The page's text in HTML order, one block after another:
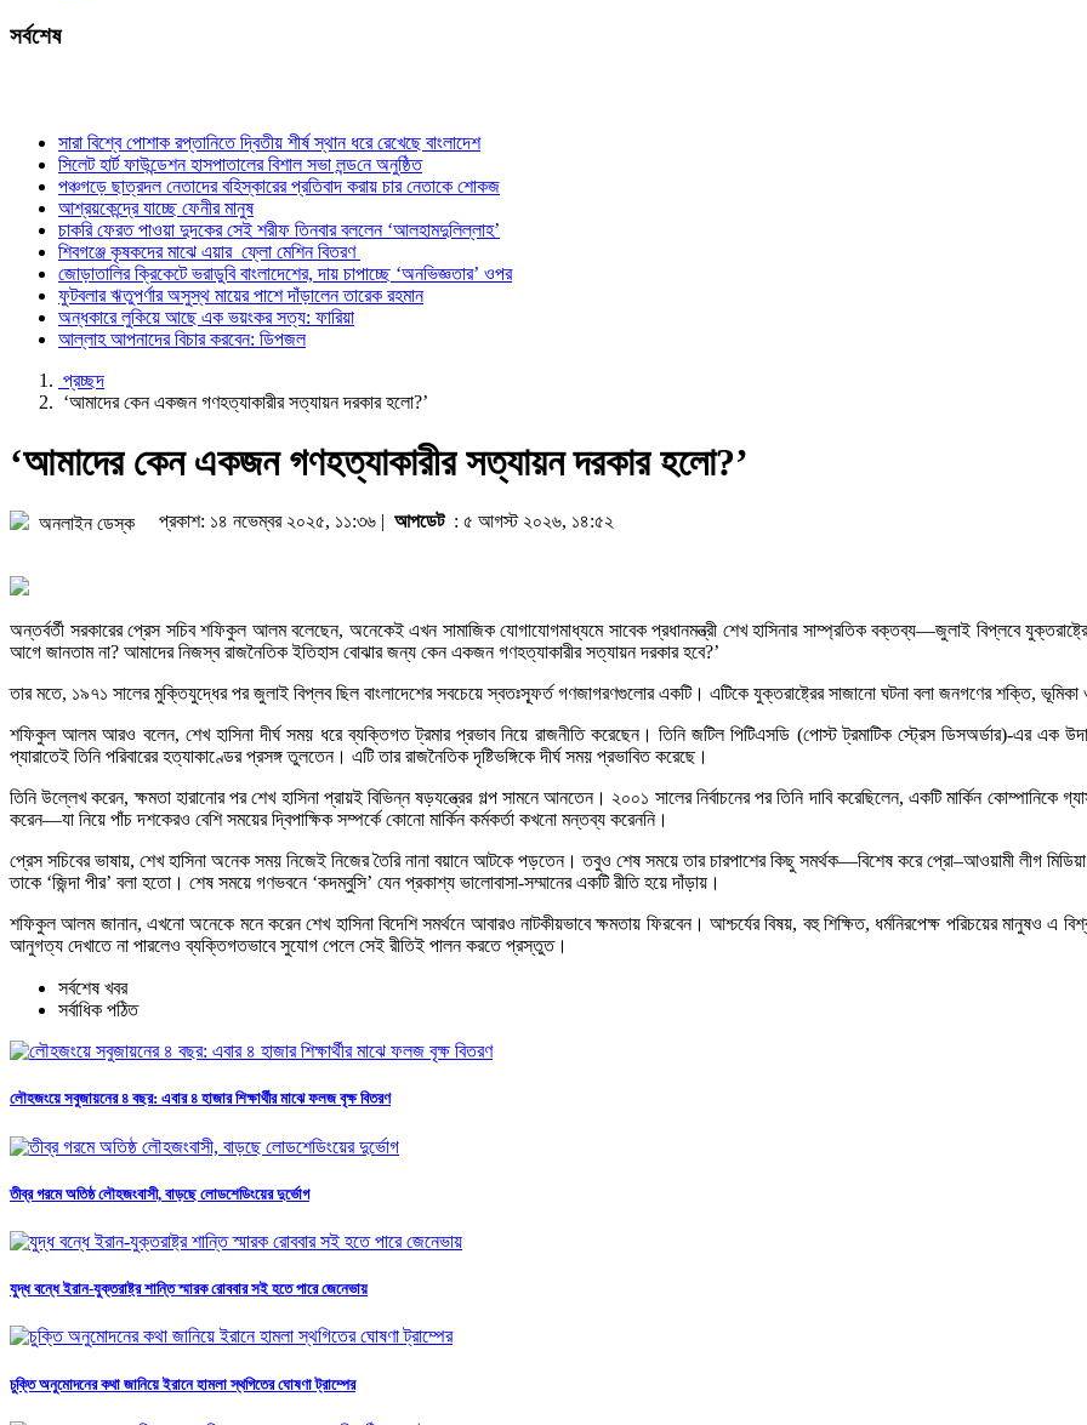
সর্বশেষ
সারা বিশ্বে পোশাক রপ্তানিতে দ্বিতীয় শীর্ষ স্থান ধরে রেখেছে বাংলাদেশ
সিলেট হার্ট ফাউন্ডেশন হাসপাতালের বিশাল সভা লন্ড‌নে অনুষ্ঠিত
পঞ্চগড়ে ছাত্রদল নেতাদের বহিস্কারের প্রতিবাদ করায় চার নেতাকে শোকজ
আশ্রয়কেন্দ্রে যাচ্ছে ফেনীর মানুষ
চাকরি ফেরত পাওয়া দুদকের সেই শরীফ তিনবার বললেন ‘আলহামদুলিল্লাহ’
শিবগঞ্জে কৃষকদের মাঝে এয়ার ফ্লো মেশিন বিতরণ
জোড়াতালির ক্রিকেটে ভরাডুবি বাংলাদেশের, দায় চাপাচ্ছে ‘অনভিজ্ঞতার’ ওপর
ফুটবলার ঋতুপর্ণার অসুস্থ মায়ের পাশে দাঁড়ালেন তারেক রহমান
অন্ধকারে লুকিয়ে আছে এক ভয়ংকর সত্য: ফারিয়া
আল্লাহ আপনাদের বিচার করবেন: ডিপজল
প্রচ্ছদ
‘আমাদের কেন একজন গণহত্যাকারীর সত্যায়ন দরকার হলো?’
‘আমাদের কেন একজন গণহত্যাকারীর সত্যায়ন দরকার হলো?’
অনলাইন ডেস্ক প্রকাশ: ১৪ নভেম্বর ২০২৫, ১১:৩৬ | আপডেট: ৫ আগস্ট ২০২৬, ১৪:৫২
অন্তর্বর্তী সরকারের প্রেস সচিব শফিকুল আলম বলেছেন, অনেকেই এখন সামাজিক যোগাযোগমাধ্যমে সাবেক প্রধানমন্ত্রী শেখ হাসিনার সাম্প্রতিক বক্তব্য—জুলাই বিপ্লবে
আগে জানতাম না? আমাদের নিজস্ব রাজনৈতিক ইতিহাস বোঝার জন্য কেন একজন গণহত্যাকারীর সত্যায়ন দরকার হবে?’
তার মতে, ১৯৭১ সালের মুক্তিযুদ্ধের পর জুলাই বিপ্লব ছিল বাংলাদেশের সবচেয়ে স্বতঃস্ফূর্ত গণজাগরণগুলোর একটি। এটিকে যুক্তরাষ্ট্রের সাজানো ঘটনা বলা জনগণের শক্তি, ভূমিকা
শফিকুল আলম আরও বলেন, শেখ হাসিনা দীর্ঘ সময় ধরে ব্যক্তিগত ট্রমার প্রভাব নিয়ে রাজনীতি করেছেন। তিনি জটিল পিটিএসডি (পোস্ট ট্রমাটিক স্ট্রেস ডিসঅর্ডার)-এর এক
প্যারাতেই তিনি পরিবারের হত্যাকাণ্ডের প্রসঙ্গ তুলতেন। এটি তার রাজনৈতিক দৃষ্টিভঙ্গিকে দীর্ঘ সময় প্রভাবিত করেছে।
তিনি উল্লেখ করেন, ক্ষমতা হারানোর পর শেখ হাসিনা প্রায়ই বিভিন্ন ষড়যন্ত্রের গল্প সামনে আনতেন। ২০০১ সালের নির্বাচনের পর তিনি দাবি করেছিলেন, একটি মার্কিন কোম্পানিকে
করেন—যা নিয়ে পাঁচ দশকেরও বেশি সময়ের দ্বিপাক্ষিক সম্পর্কে কোনো মার্কিন কর্মকর্তা কখনো মন্তব্য করেননি।
প্রেস সচিবের ভাষায়, শেখ হাসিনা অনেক সময় নিজেই নিজের তৈরি নানা বয়ানে আটকে পড়তেন। তবুও শেষ সময়ে তার চারপাশের কিছু সমর্থক—বিশেষ করে প্রো–আওয়ামী লীগ
তাকে ‘জিন্দা পীর’ বলা হতো। শেষ সময়ে গণভবনে ‘কদম্বুসি’ যেন প্রকাশ্য ভালোবাসা-সম্মানের একটি রীতি হয়ে দাঁড়ায়।
শফিকুল আলম জানান, এখনো অনেকে মনে করেন শেখ হাসিনা বিদেশি সমর্থনে আবারও নাটকীয়ভাবে ক্ষমতায় ফিরবেন। আশ্চর্যের বিষয়, বহু শিক্ষিত, ধর্মনিরপেক্ষ পরিচয়ের মানুষও
আনুগত্য দেখাতে না পারলেও ব্যক্তিগতভাবে সুযোগ পেলে সেই রীতিই পালন করতে প্রস্তুত।
সর্বশেষ খবর
সর্বাধিক পঠিত
লৌহজংয়ে সবুজায়নের ৪ বছর: এবার ৪ হাজার শিক্ষার্থীর মাঝে ফলজ বৃক্ষ বিতরণ
তীব্র গরমে অতিষ্ঠ লৌহজংবাসী, বাড়ছে লোডশেডিংয়ের দুর্ভোগ
যুদ্ধ বন্ধে ইরান-যুক্তরাষ্ট্র শান্তি স্মারক রোববার সই হতে পারে জেনেভায়
চুক্তি অনুমোদনের কথা জানিয়ে ইরানে হামলা স্থগিতের ঘোষণা ট্রাম্পের